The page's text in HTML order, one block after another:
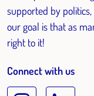
supported by
our goal is that as
right to it!
Connect with us